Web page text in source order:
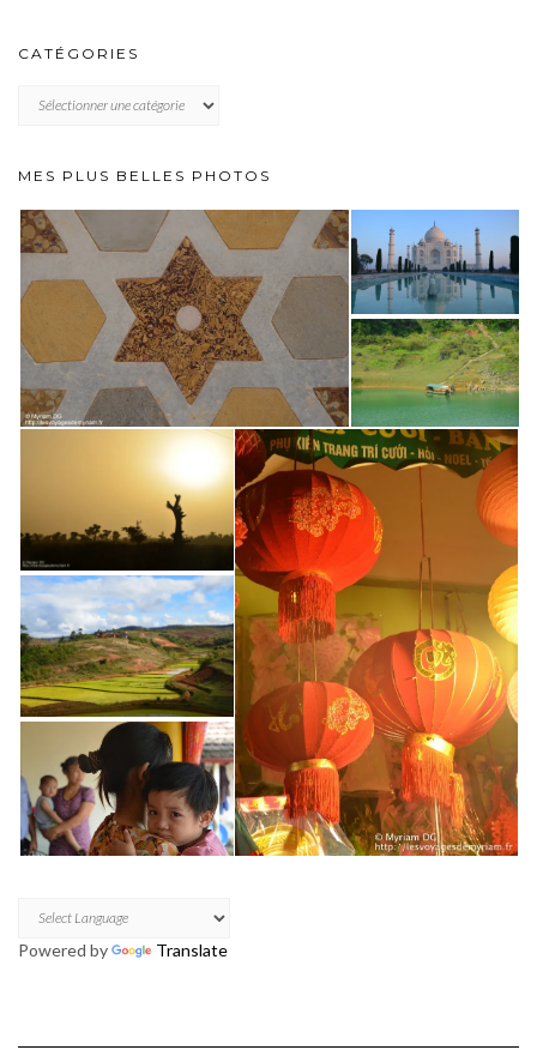
CATÉGORIES
MES PLUS BELLES PHOTOS
Powered by Translate